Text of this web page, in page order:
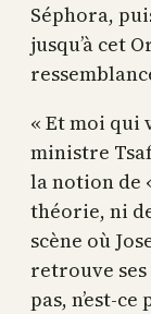
Séphora,
jusqu’à cet
« Et moi qui
ministre
la notion de
théorie, ni
scène où
retrouve
pas, n’est-ce